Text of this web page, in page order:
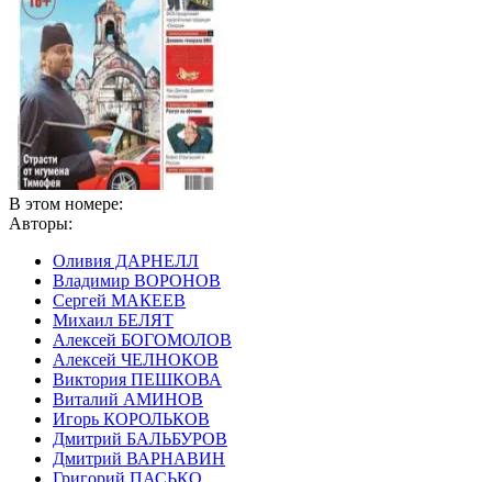
В этом номере:
Авторы:
Оливия ДАРНЕЛЛ
Владимир ВОРОНОВ
Сергей МАКЕЕВ
Михаил БЕЛЯТ
Алексей БОГОМОЛОВ
Алексей ЧЕЛНОКОВ
Виктория ПЕШКОВА
Виталий АМИНОВ
Игорь КОРОЛЬКОВ
Дмитрий БАЛЬБУРОВ
Дмитрий ВАРНАВИН
Григорий ПАСЬКО